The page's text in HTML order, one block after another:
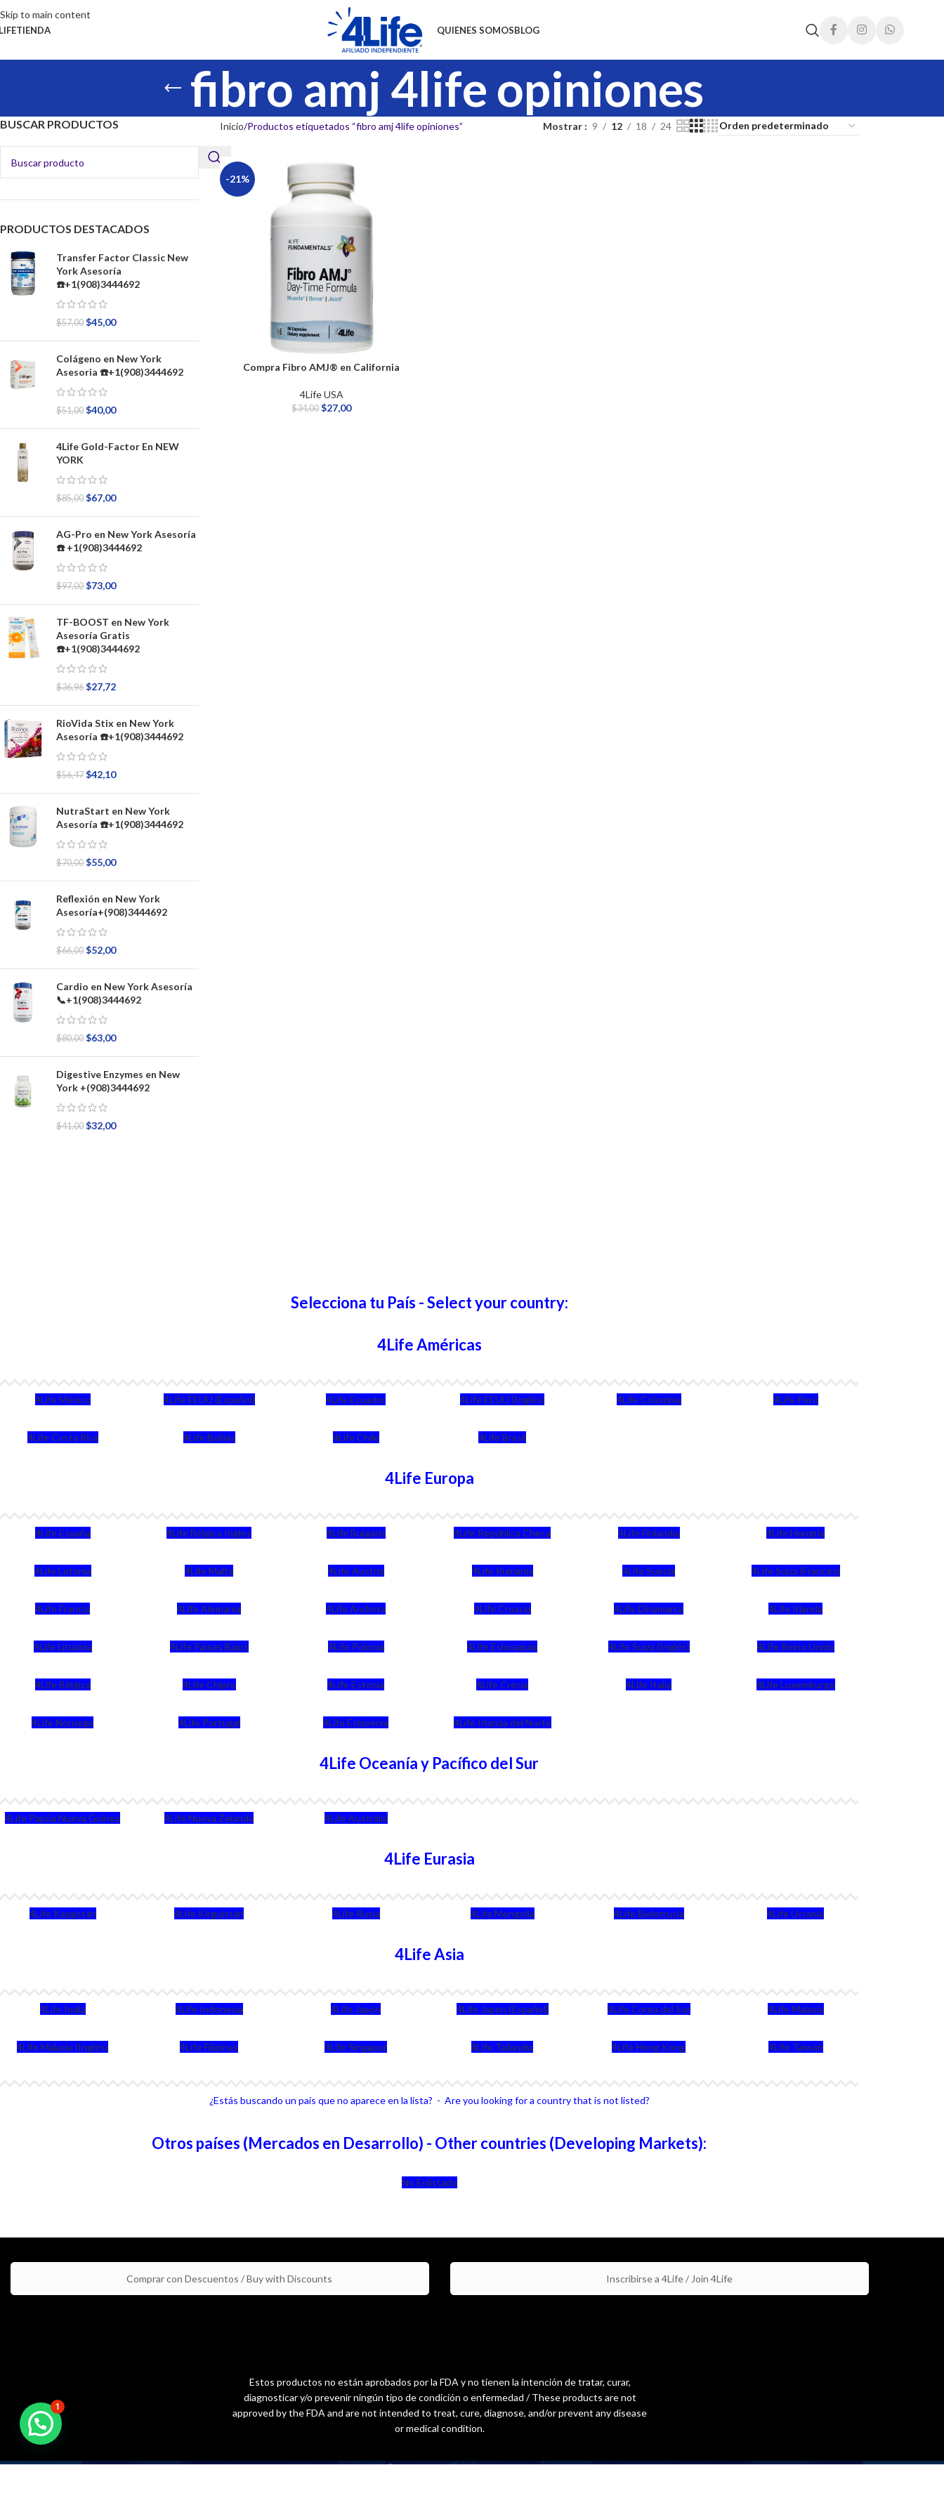
Skip to main content
TIENDA QUIENES SOMOSBLOG
fibro amj 4life opiniones
BUSCAR PRODUCTOS
PRODUCTOS DESTACADOS
Transfer Factor Classic New
York Asesoría
☎️+1(908)3444692
$57,00 $45,00
Colágeno en New York
Asesoria ☎️+1(908)3444692
$51,00 $40,00
4Life Gold-Factor En NEW
YORK
$85,00 $67,00
AG-Pro en New York Asesoría
☎️ +1(908)3444692
$97,00 $73,00
TF-BOOST en New York
Asesoría Gratis
☎️+1(908)3444692
$36,96 $27,72
RioVida Stix en New York
Asesoría ☎️+1(908)3444692
$56,47 $42,10
NutraStart en New York
Asesoría ☎️+1(908)3444692
$70,00 $55,00
Reflexión en New York
Asesoría+(908)3444692
$66,00 $52,00
Cardio en New York Asesoría
📞+1(908)3444692
$80,00 $63,00
Digestive Enzymes en New
York +(908)3444692
$41,00 $32,00
Inicio Productos etiquetados “fibro amj 4life opiniones” Mostrar 9 12 18 24
-21%
Compra Fibro AMJ® en California
4Life USA
$34,00 $27,00
Selecciona tu País - Select your country:
4Life Américas
4Life México 4Life EEUU (Español) 4Life Ecuador 4Life EEUU (Inglés) 4Life Colombia 4Life Perú
4Life Costa Rica 4Life Bolivia 4Life Chile 4Life Brasil
4Life Europa
4Life España 4Life Bélgica Ingles 4Life Bulgaria 4Life República Checa 4Life Finlandia 4Life Hungria
4Life Letonia 4Life Malta 4Life Austria 4Life Rumania 4Life Suecia 4Life Suiza (Francés)
4Life Francia 4Life Alemania 4Life Andorra 4Life Croacia 4Life Dinamarca 4Life Irlanda
4Life Lituania 4Life Paises Bajos 4Life Polonia 4Life Eslovaquia 4Life Suiza (Inglés) 4Life Reino Unido
4Life Bélgica 4Life Chipre 4Life Estonia 4Life Crecia 4Life Italia 4Life Luxemburgo
4Life Noruega 4Life Portugal 4Life Eslovenia 4Life Irlanda del Norte
4Life Oceanía y Pacífico del Sur
4Life Papúa Nueva Guinea 4Life Nueva Zelanda 4Life Australia
4Life Eurasia
4Life Kazajstán 4Life Kirguistán 4Life Rusia 4Life Mongolia 4Life Bielorrusia 4Life Ucrania
4Life Asia
4Life India 4Life Indonesia 4Life Japón 4Life Japón (Español) 4Life Corea del Sur 4Life Malasia
4Life Malasia (Inglés) 4Life Filipinas 4Life Singapur 4Life Tailandia 4Life Hong Kong 4Life Taiwán
¿Estás buscando un país que no aparece en la lista? - Are you looking for a country that is not listed?
Otros países (Mercados en Desarrollo) - Other countries (Developing Markets):
No Enlistado
Comprar con Descuentos / Buy with Discounts Inscribirse a 4Life / Join 4Life
Estos productos no están aprobados por la FDA y no tienen la intención de tratar, curar,
diagnosticar y/o prevenir ningún tipo de condición o enfermedad / These products are not
approved by the FDA and are not intended to treat, cure, diagnose, and/or prevent any disease
or medical condition.
1